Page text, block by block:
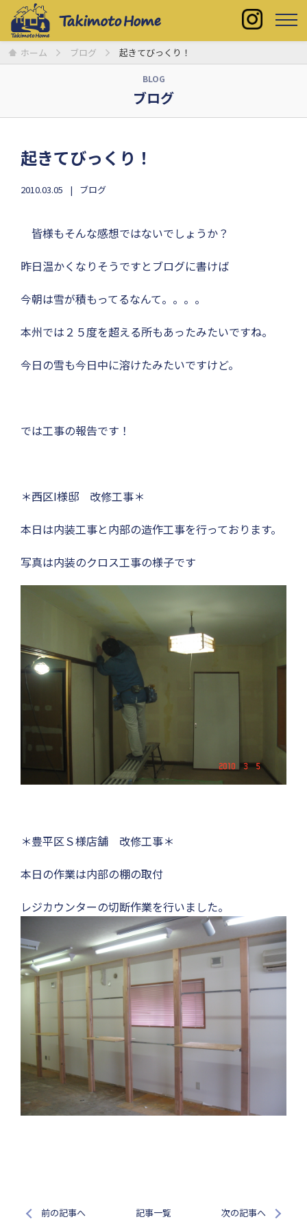
ホーム ブログ 起きてびっくり！
BLOG
ブログ
起きてびっくり！
2010.03.05 ブログ
皆様もそんな感想ではないでしょうか？
昨日温かくなりそうですとブログに書けば
今朝は雪が積もってるなんて。。。。
本州では２５度を超える所もあったみたいですね。
今日の雪も今日中に溶けたみたいですけど。
では工事の報告です！
＊西区I様邸 改修工事＊
本日は内装工事と内部の造作工事を行っております。
写真は内装のクロス工事の様子です
＊豊平区Ｓ様店舗 改修工事＊
本日の作業は内部の棚の取付
レジカウンターの切断作業を行いました。
前の記事へ 記事一覧 次の記事へ